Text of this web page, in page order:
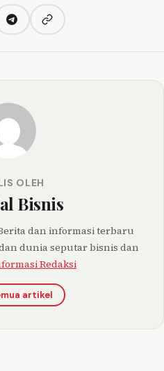
TelegramCopy link
OLEH
Bisnis
dan informasi terbaru
dunia seputar bisnis dan
Redaksi
artikel